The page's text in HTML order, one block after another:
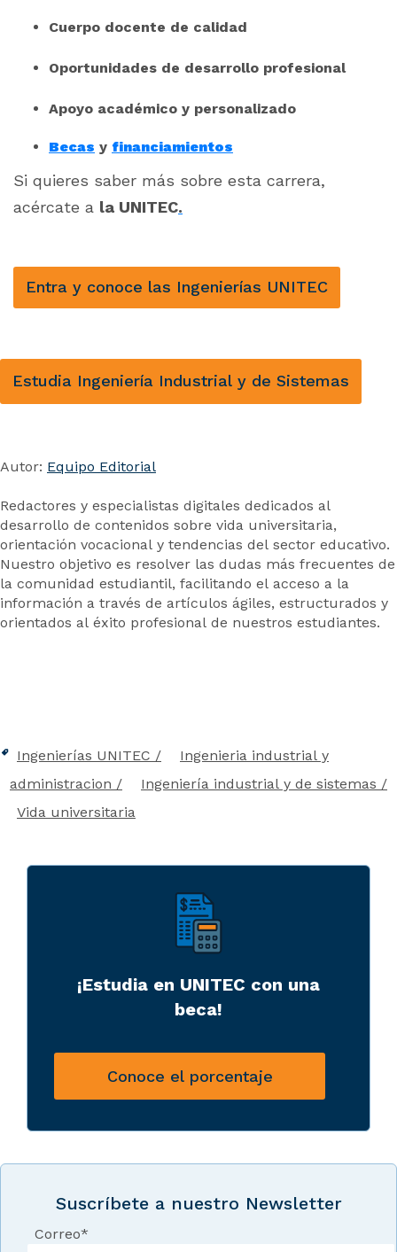
Cuerpo docente de calidad
Oportunidades de desarrollo profesional
Apoyo académico y personalizado
Becas y financiamientos
Si quieres saber más sobre esta carrera,
acércate a la UNITEC.
Entra y conoce las Ingenierías UNITEC
Estudia Ingeniería Industrial y de Sistemas
Autor: Equipo Editorial
Redactores y especialistas digitales dedicados al
desarrollo de contenidos sobre vida universitaria,
orientación vocacional y tendencias del sector educativo.
Nuestro objetivo es resolver las dudas más frecuentes de
la comunidad estudiantil, facilitando el acceso a la
información a través de artículos ágiles, estructurados y
orientados al éxito profesional de nuestros estudiantes.
Ingenierías UNITEC
Ingenieria industrial y
administracion
Ingeniería industrial y de sistemas
Vida universitaria
¡Estudia en UNITEC con una
beca!
Conoce el porcentaje
Suscríbete a nuestro Newsletter
Correo*